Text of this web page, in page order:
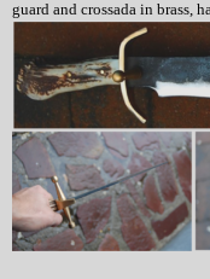
guard and crossada in brass,